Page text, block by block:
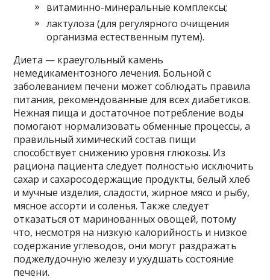
витаминно-минеральные комплексы;
лактулоза (для регулярного очищения
организма естественным путем).
Диета — краеугольный камень
немедикаментозного лечения. Больной с
заболеванием печени может соблюдать правила
питания, рекомендованные для всех диабетиков.
Нежная пища и достаточное потребление воды
помогают нормализовать обменные процессы, а
правильный химический состав пищи
способствует снижению уровня глюкозы. Из
рациона пациента следует полностью исключить
сахар и сахаросодержащие продукты, белый хлеб
и мучные изделия, сладости, жирное мясо и рыбу,
мясное ассорти и соленья. Также следует
отказаться от маринованных овощей, потому
что, несмотря на низкую калорийность и низкое
содержание углеводов, они могут раздражать
поджелудочную железу и ухудшать состояние
печени.